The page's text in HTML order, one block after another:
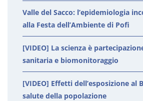
Valle del Sacco: l’epidemiologia
alla Festa dell’Ambiente di Pofi
[VIDEO] La scienza è
sanitaria e biomonitoraggio
[VIDEO] Effetti dell’esposizione al
salute della popolazione